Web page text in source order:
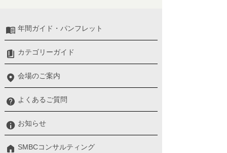
年間ガイド・パンフレット
カテゴリーガイド
会場のご案内
よくあるご質問
お知らせ
SMBCコンサルティング